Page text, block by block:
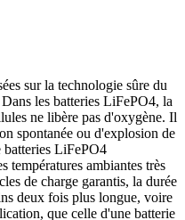
sur la technologie sûre du
les batteries LiFePO4, la
ne libère pas d'oxygène. Il
spontanée ou d'explosion de
batteries LiFePO4
températures ambiantes très
de charge garantis, la durée
deux fois plus longue, voire
que celle d'une batterie